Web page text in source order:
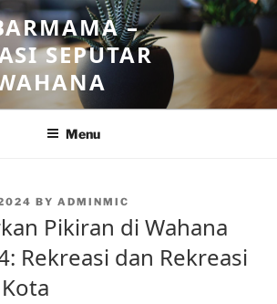
–
SEPUTAR
Menu
BY ADMINMIC
Pikiran di Wahana
Rekreasi dan Rekreasi